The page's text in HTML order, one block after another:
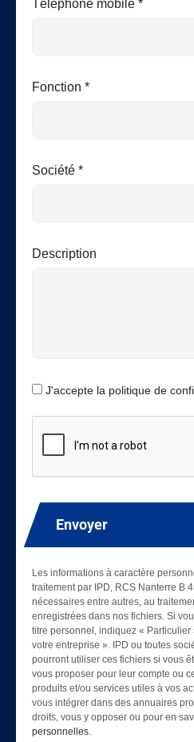
Téléphone mobile *
Fonction *
Société *
Description
J'accepte la politique de
Envoyer
Les informations à caractère
traitement par IPD, RCS Nanterre B
nécessaires entre autres, au
enregistrées dans nos fichiers. Si
titre personnel, indiquez «
votre entreprise ». IPD ou toutes
pourront utiliser ces fichiers si vous
vous proposer pour leur compte ou
produits et/ou services utiles à vos
vous intégrer dans des annuaires
droits, vous y opposer ou pour en
personnelles.